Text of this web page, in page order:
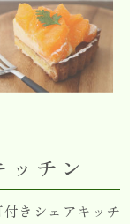
チン
きシェアキッチ